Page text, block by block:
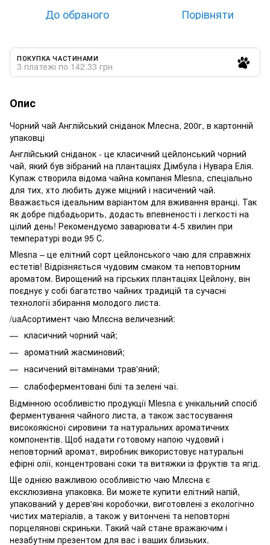
До обраного Порівняти
ПОКУПКА ЧАСТИНАМИ
3 платежі по 142.33 грн
Опис
Чорний чай Англійський сніданок Млесна, 200г, в картонній
упаковці
Англійський сніданок - це класичний цейлонський чорний
чай, який був зібраний на плантаціях Дімбула і Нувара Елія.
Купаж створила відома чайна компанія Mlesna, спеціально
для тих, хто любить дуже міцний і насичений чай.
Вважається ідеальним варіантом для вживання вранці. Так
як добре підбадьорить, додасть впевненості і легкості на
цілий день! Рекомендуємо заварювати 4-5 хвилин при
температурі води 95 С.
Mlesna – це елітний сорт цейлонського чаю для справжніх
естетів! Відрізняється чудовим смаком та неповторним
ароматом. Вирощений на гірських плантаціях Цейлону, він
поєднує у собі багатство чайних традицій та сучасні
технології збирання молодого листа.
/uaАсортимент чаю Млєсна величезний:
класичний чорний чай;
ароматний жасминовий;
насичений вітамінами трав'яний;
слабоферментовані білі та зелені чаї.
Відмінною особливістю продукції Mlesna є унікальний спосіб
ферментування чайного листа, а також застосування
високоякісної сировини та натуральних ароматичних
компонентів. Щоб надати готовому напою чудовий і
неповторний аромат, виробник використовує натуральні
ефірні олії, концентровані соки та витяжки із фруктів та ягід.
Ще однією важливою особливістю чаю Млєсна є
ексклюзивна упаковка. Ви можете купити елітний напій,
упакований у дерев'яні коробочки, виготовлені з екологічно
чистих матеріалів, а також у витончені та неповторні
порцелянові скриньки. Такий чай стане вражаючим і
незабутнім презентом для вас і ваших близьких.